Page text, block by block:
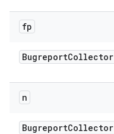
fp
BugreportCollector
n
BugreportCollector